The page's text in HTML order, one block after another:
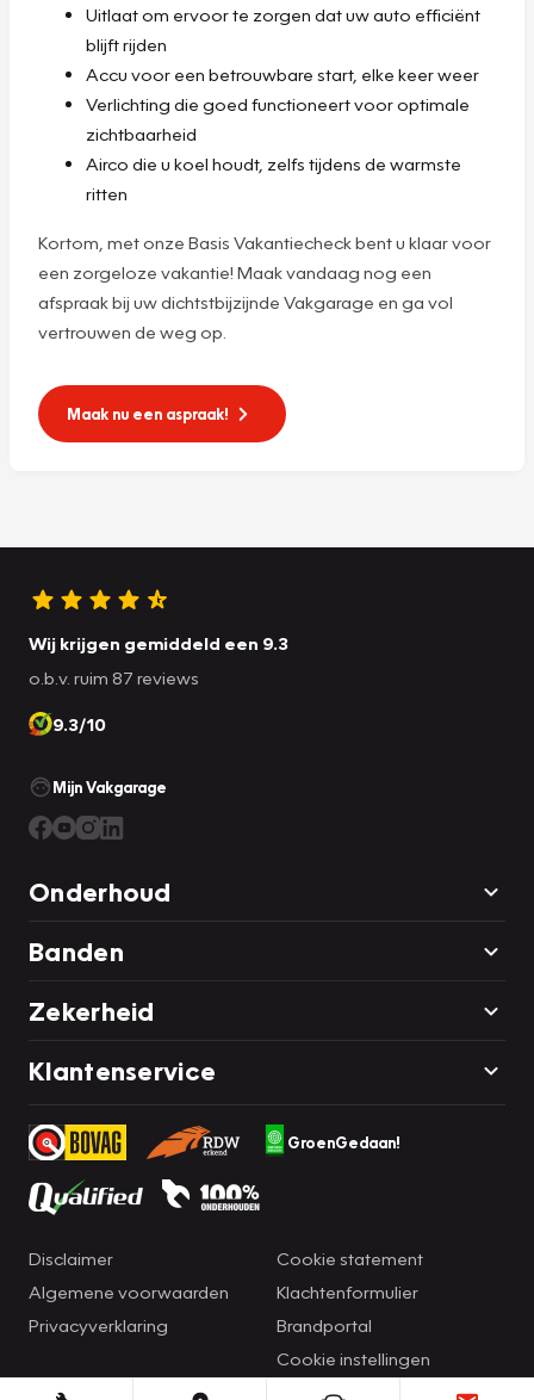
Uitlaat om ervoor te zorgen dat uw auto efficiënt
blijft rijden
Accu voor een betrouwbare start, elke keer weer
Verlichting die goed functioneert voor optimale
zichtbaarheid
Airco die u koel houdt, zelfs tijdens de warmste
ritten
Kortom, met onze Basis Vakantiecheck bent u klaar voor
een zorgeloze vakantie! Maak vandaag nog een
afspraak bij uw dichtstbijzijnde Vakgarage en ga vol
vertrouwen de weg op.
Maak nu een aspraak!
Wij krijgen gemiddeld een 9.3
o.b.v. ruim 87 reviews
9.3/10
Mijn Vakgarage
Onderhoud
Banden
Zekerheid
Klantenservice
GroenGedaan!
Disclaimer
Algemene voorwaarden
Privacyverklaring
Cookie statement
Klachtenformulier
Brandportal
Cookie instellingen